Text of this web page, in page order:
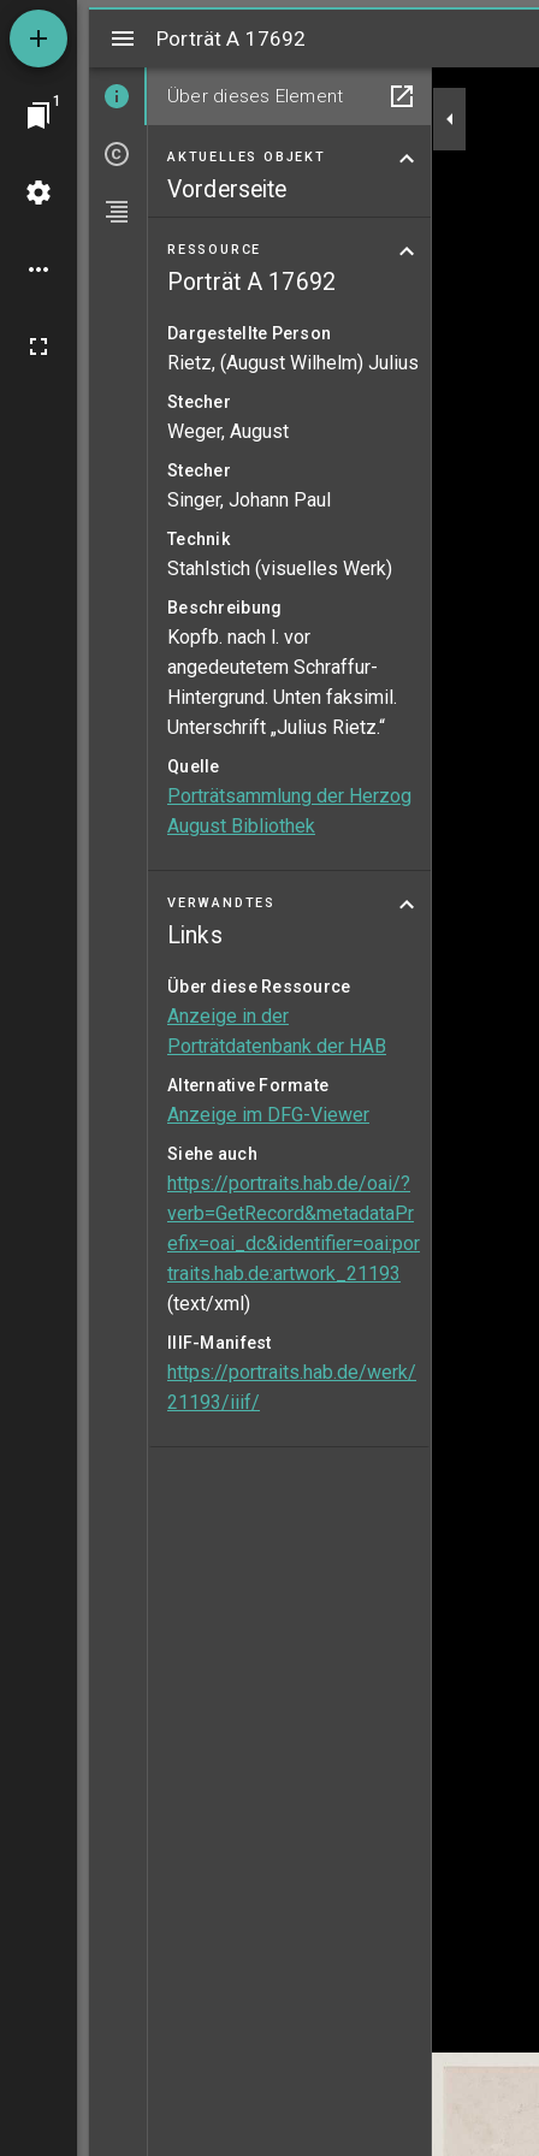
1
MiradorPorträt A 17692
Über dieses Element
AKTUELLES OBJEKT
Vorderseite
RESSOURCE
Porträt A 17692
Dargestellte Person
Rietz, (August Wilhelm) Julius
Stecher
Weger, August
Stecher
Singer, Johann Paul
Technik
Stahlstich (visuelles Werk)
Beschreibung
Kopfb. nach l. vor
angedeutetem Schraffur-
Hintergrund. Unten faksimil.
Unterschrift „Julius Rietz.“
Quelle
Porträtsammlung der Herzog
August Bibliothek
VERWANDTES
Links
Über diese Ressource
Anzeige in der
Porträtdatenbank der HAB
Alternative Formate
Anzeige im DFG-Viewer
Siehe auch
https://portraits.hab.de/oai/?
verb=GetRecord&metadataPr
efix=oai_dc&identifier=oai:por
traits.hab.de:artwork_21193
(text/xml)
IIIF-Manifest
https://portraits.hab.de/werk/
21193/iiif/
Porträt A 17692